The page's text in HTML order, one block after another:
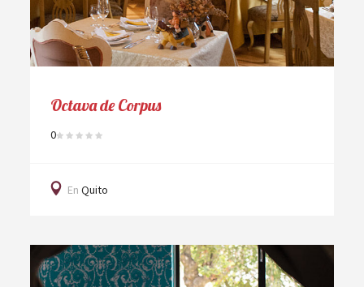
Octava de Corpus
0
En Quito